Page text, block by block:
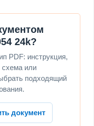
24k?
PDF: инструкция,
схема или
подходящий
документ